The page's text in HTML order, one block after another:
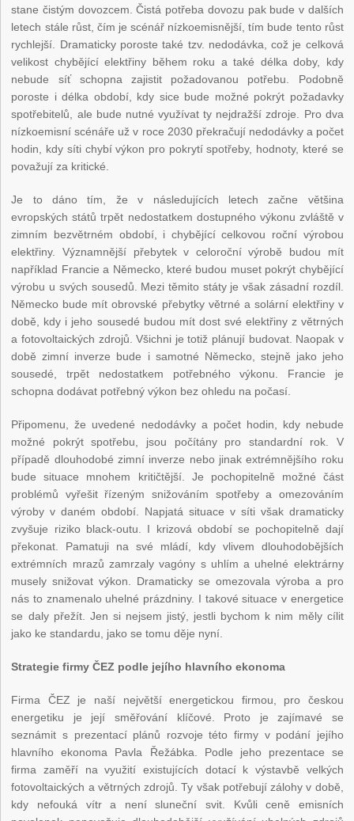
stane čistým dovozcem. Čistá potřeba dovozu pak bude v dalších
letech stále růst, čím je scénář nízkoemisnější, tím bude tento růst
rychlejší. Dramaticky poroste také tzv. nedodávka, což je celková
velikost chybějící elektřiny během roku a také délka doby, kdy
nebude síť schopna zajistit požadovanou potřebu. Podobně
poroste i délka období, kdy sice bude možné pokrýt požadavky
spotřebitelů, ale bude nutné využívat ty nejdražší zdroje. Pro dva
nízkoemisní scénáře už v roce 2030 překračují nedodávky a počet
hodin, kdy síti chybí výkon pro pokrytí spotřeby, hodnoty, které se
považují za kritické.
Je to dáno tím, že v následujících letech začne většina
evropských států trpět nedostatkem dostupného výkonu zvláště v
zimním bezvětrném období, i chybějící celkovou roční výrobou
elektřiny. Významnější přebytek v celoroční výrobě budou mít
například Francie a Německo, které budou muset pokrýt chybějící
výrobu u svých sousedů. Mezi těmito státy je však zásadní rozdíl.
Německo bude mít obrovské přebytky větrné a solární elektřiny v
době, kdy i jeho sousedé budou mít dost své elektřiny z větrných
a fotovoltaických zdrojů. Všichni je totiž plánují budovat. Naopak v
době zimní inverze bude i samotné Německo, stejně jako jeho
sousedé, trpět nedostatkem potřebného výkonu. Francie je
schopna dodávat potřebný výkon bez ohledu na počasí.
Připomenu, že uvedené nedodávky a počet hodin, kdy nebude
možné pokrýt spotřebu, jsou počítány pro standardní rok. V
případě dlouhodobé zimní inverze nebo jinak extrémnějšího roku
bude situace mnohem kritičtější. Je pochopitelně možné část
problémů vyřešit řízeným snižováním spotřeby a omezováním
výroby v daném období. Napjatá situace v síti však dramaticky
zvyšuje riziko black-outu. I krizová období se pochopitelně dají
překonat. Pamatuji na své mládí, kdy vlivem dlouhodobějších
extrémních mrazů zamrzaly vagóny s uhlím a uhelné elektrárny
musely snižovat výkon. Dramaticky se omezovala výroba a pro
nás to znamenalo uhelné prázdniny. I takové situace v energetice
se daly přežít. Jen si nejsem jistý, jestli bychom k nim měly cílit
jako ke standardu, jako se tomu děje nyní.
Strategie firmy ČEZ podle jejího hlavního ekonoma
Firma ČEZ je naší největší energetickou firmou, pro českou
energetiku je její směřování klíčové. Proto je zajímavé se
seznámit s prezentací plánů rozvoje této firmy v podání jejího
hlavního ekonoma Pavla Řežábka. Podle jeho prezentace se
firma zaměří na využití existujících dotací k výstavbě velkých
fotovoltaických a větrných zdrojů. Ty však potřebují zálohy v době,
kdy nefouká vítr a není sluneční svit. Kvůli ceně emisních